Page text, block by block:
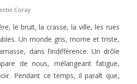
Coray
le bruit, la crasse, la ville, les rues
Un monde gris, morne et triste,
dans l’indifférence. Un drôle
de nous, mélangeant fatigue,
Pendant ce temps, il paraît que,